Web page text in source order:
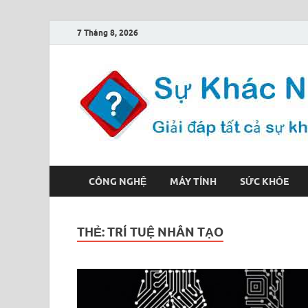
7 Tháng 8, 2026
CÔNG NGHỆ MÁY TÍNH SỨC KHỎE
THẺ:TRÍ TUỆ NHÂN TẠO